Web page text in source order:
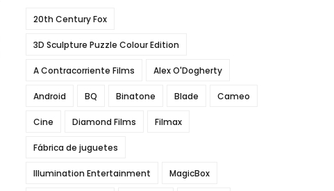
20th Century Fox
3D Sculpture Puzzle Colour Edition
A Contracorriente Films Alex O'Dogherty
Android BQ Binatone Blade Cameo
Cine Diamond Films Filmax
Fábrica de juguetes
Illumination Entertainment MagicBox